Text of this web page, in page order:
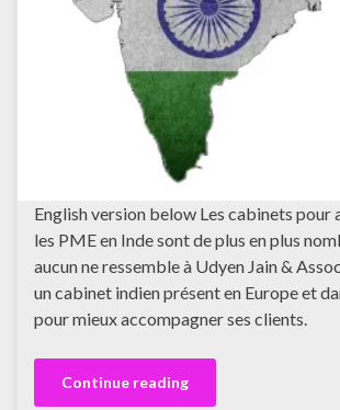
English version below Les cabinets pour
les PME en Inde sont de plus en plus
aucun ne ressemble à Udyen Jain &
un cabinet indien présent en Europe et
pour mieux accompagner ses clients.
Continue reading